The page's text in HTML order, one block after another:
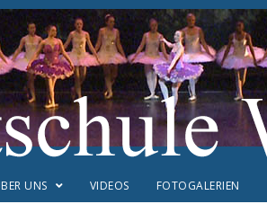
UNS VIDEOS FOTOGALERIEN